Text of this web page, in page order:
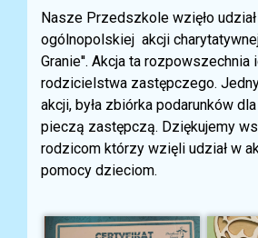
Nasze Przedszkole wzięło
ogólnopolskiej akcji
Granie''. Akcja ta rozpowszechnia
rodzicielstwa zastępczego.
akcji, była zbiórka podarunków
pieczą zastępczą. Dziękujemy
rodzicom którzy wzięli udział w
pomocy dzieciom.